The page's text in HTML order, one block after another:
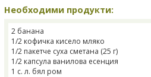
Необходими продукти:
2 банана
1/2 кофичка кисело мляко
1/2 пакетче суха сметана (25 г)
1/2 капсула ванилова есенция
1 с. л. бял ром